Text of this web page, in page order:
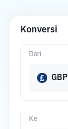
Konversi
Ke
Dari
GBP